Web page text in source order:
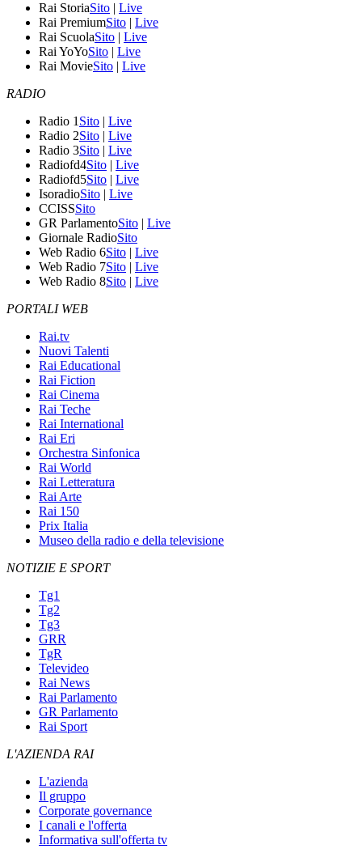
Rai StoriaSito | Live
Rai PremiumSito | Live
Rai ScuolaSito | Live
Rai YoYoSito | Live
Rai MovieSito | Live
RADIO
Radio 1 Sito | Live
Radio 2Sito | Live
Radio 3Sito | Live
Radiofd4Sito | Live
Radiofd5Sito | Live
IsoradioSito | Live
CCISSSito
GR ParlamentoSito | Live
Giornale RadioSito
Web Radio 6Sito | Live
Web Radio 7Sito | Live
Web Radio 8Sito | Live
PORTALI WEB
Rai.tv
Nuovi Talenti
Rai Educational
Rai Fiction
Rai Cinema
Rai Teche
Rai International
Rai Eri
Orchestra Sinfonica
Rai World
Rai Letteratura
Rai Arte
Rai 150
Prix Italia
Museo della radio e della televisione
NOTIZIE E SPORT
Tg1
Tg2
Tg3
GRR
TgR
Televideo
Rai News
Rai Parlamento
GR Parlamento
Rai Sport
L'AZIENDA RAI
L'azienda
Il gruppo
Corporate governance
I canali e l'offerta
Informativa sull'offerta tv